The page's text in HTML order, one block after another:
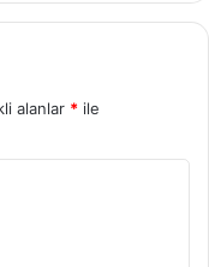
alanlar * ile